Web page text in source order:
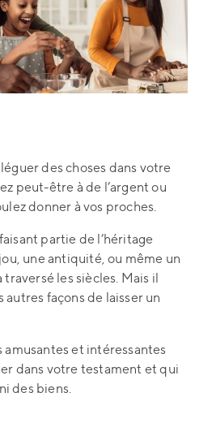
des choses dans votre
peut-être à de l’argent ou
donner à vos proches.
partie de l’héritage
une antiquité, ou même un
les siècles. Mais il
façons de laisser un
amusantes et intéressantes
dans votre testament et qui
des biens.